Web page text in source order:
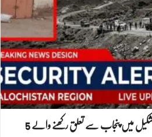
بلوچستان: پاک ایران سرحدی قصبے ماشکیل میں پنجاب سے تعلق رکھنے والے 5